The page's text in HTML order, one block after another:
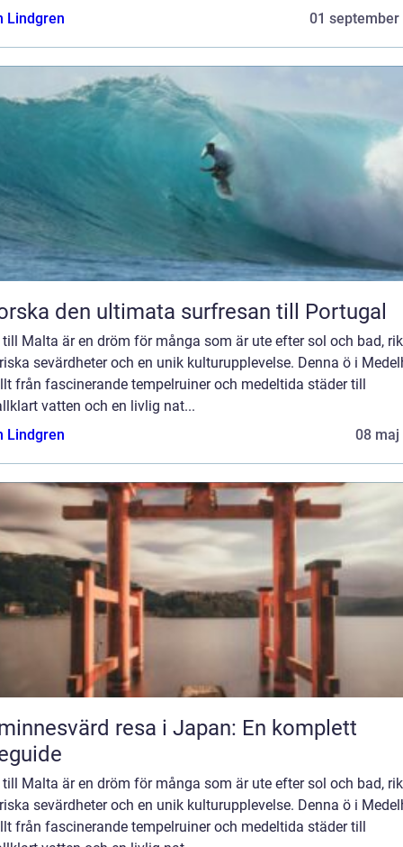
Lindgren
01 september
den ultimata surfresan till Portugal
till Malta är en dröm för många som är ute efter sol och bad,
sevärdheter och en unik kulturupplevelse. Denna ö i
från fascinerande tempelruiner och medeltida städer till
vatten och en livlig nat...
Lindgren
08 maj
resa i Japan: En komplett
till Malta är en dröm för många som är ute efter sol och bad,
sevärdheter och en unik kulturupplevelse. Denna ö i
från fascinerande tempelruiner och medeltida städer till